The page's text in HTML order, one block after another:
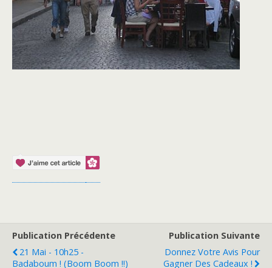
Publication Précédente
21 Mai - 10h25 -
Badaboum ! (boom Boom !!)
Publication Suivante
Donnez Votre Avis Pour
Gagner Des Cadeaux !